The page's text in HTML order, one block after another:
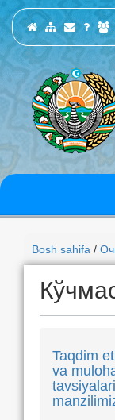
Bosh sahifa /
Taqdim
va